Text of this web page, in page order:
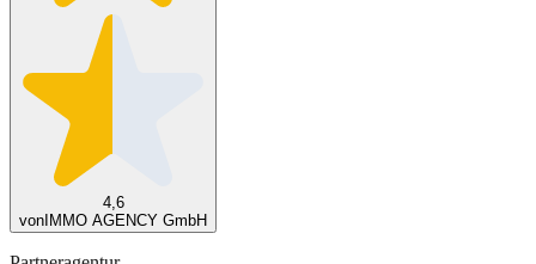
4,6
von IMMO AGENCY GmbH